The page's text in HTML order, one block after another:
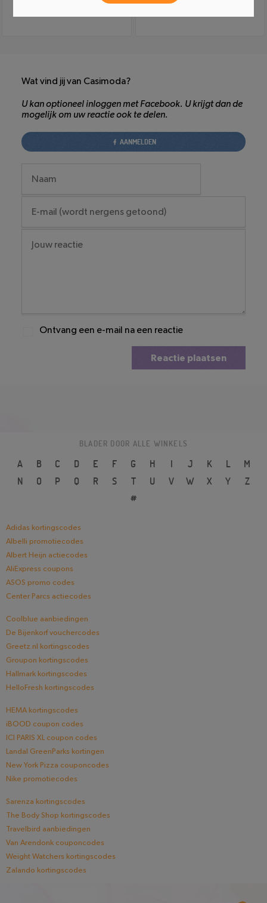
Wat vind jij van Casimoda?
U kan optioneel inloggen met Facebook. U krijgt dan de
mogelijk om uw reactie ook te delen.
AANMELDEN
Ontvang een e-mail na een reactie
Reactie plaatsen
BLADER DOOR ALLE WINKELS
A B C D E F G H I J K L
M
N
O P Q R S T U V W X Y
Z
#
Adidas kortingscodes
Albelli promotiecodes
Albert Heijn actiecodes
AliExpress coupons
ASOS promo codes
Center Parcs actiecodes
Coolblue aanbiedingen
De Bijenkorf vouchercodes
Greetz.nl kortingscodes
Groupon kortingscodes
Hallmark kortingscodes
HelloFresh kortingscodes
HEMA kortingscodes
iBOOD coupon codes
ICI PARIS XL coupon codes
Landal GreenParks kortingen
New York Pizza couponcodes
Nike promotiecodes
Sarenza kortingscodes
The Body Shop kortingscodes
Travelbird aanbiedingen
Van Arendonk couponcodes
Weight Watchers kortingscodes
Zalando kortingscodes